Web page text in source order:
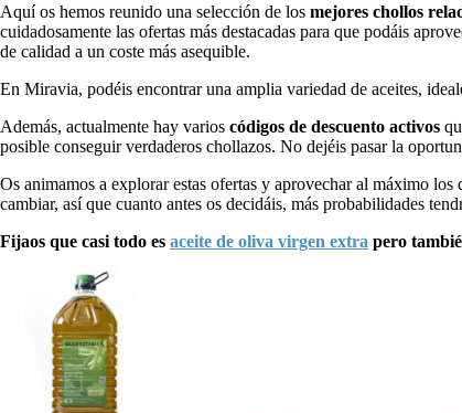
Aquí os hemos reunido una selección de los mejores chollos
cuidadosamente las ofertas más destacadas para que podáis
de calidad a un coste más asequible.
En Miravia, podéis encontrar una amplia variedad de aceites,
Además, actualmente hay varios códigos de descuento activos
posible conseguir verdaderos chollazos. No dejéis pasar la
Os animamos a explorar estas ofertas y aprovechar al máximo
cambiar, así que cuanto antes os decidáis, más probabilidades
Fijaos que casi todo es aceite de oliva virgen extra pero